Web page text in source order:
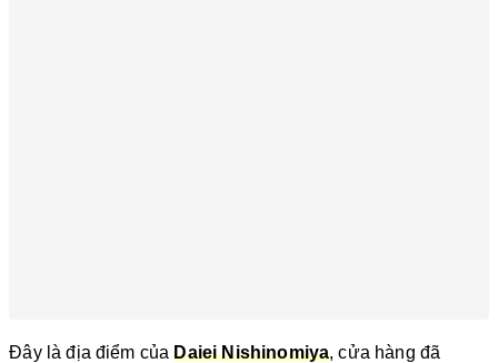
Đây là địa điểm củaDaiei Nishinomiya, cửa hàng đã